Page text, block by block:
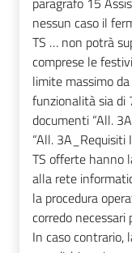
nessun caso il
TS … non potrà
comprese le
limite massimo
funzionalità sia di
documenti “All.
“All. 3A_Requisiti
TS offerte hanno
alla rete
la procedura
corredo
In caso contrario,